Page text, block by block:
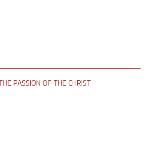
PASSION OF THE CHRIST